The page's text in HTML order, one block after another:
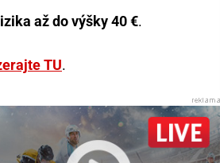
až do výšky 40 €.
TU.